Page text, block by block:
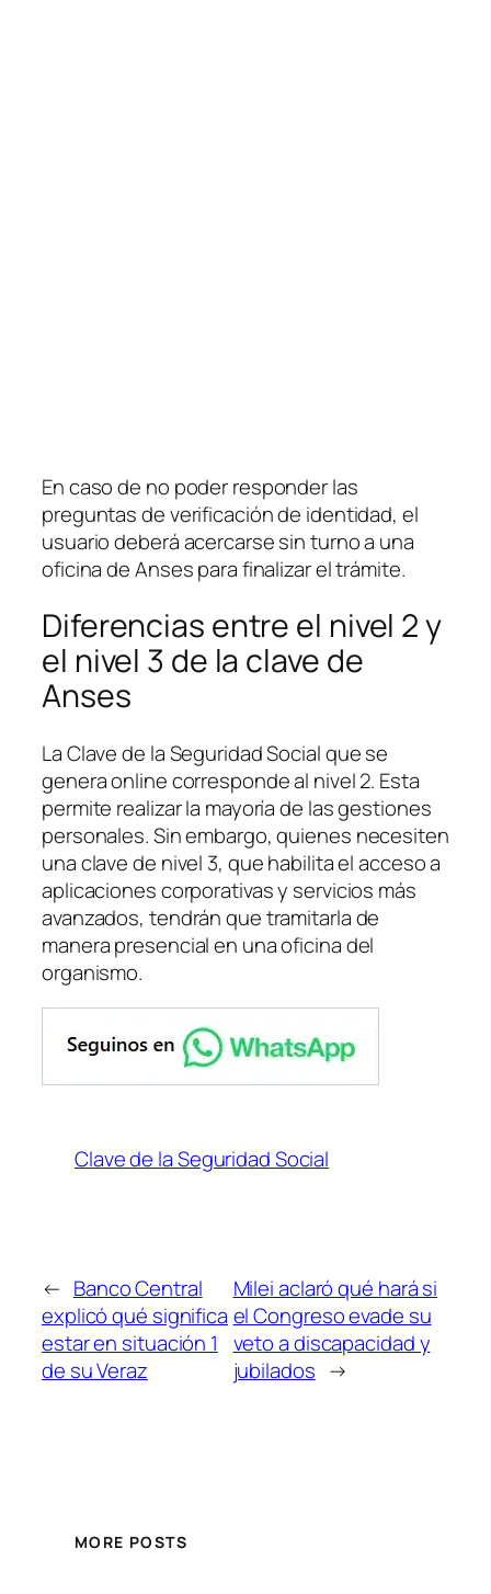
En caso de no poder responder las
preguntas de verificación de identidad, el
usuario deberá acercarse sin turno a una
oficina de Anses para finalizar el trámite.
Diferencias entre el nivel 2 y
el nivel 3 de la clave de
Anses
La Clave de la Seguridad Social que se
genera online corresponde al nivel 2. Esta
permite realizar la mayoría de las gestiones
personales. Sin embargo, quienes necesiten
una clave de nivel 3, que habilita el acceso a
aplicaciones corporativas y servicios más
avanzados, tendrán que tramitarla de
manera presencial en una oficina del
organismo.
Clave de la Seguridad Social
← Banco Central
explicó qué significa
estar en situación 1
de su Veraz
Milei aclaró qué hará si
el Congreso evade su
veto a discapacidad y
jubilados →
MORE POSTS